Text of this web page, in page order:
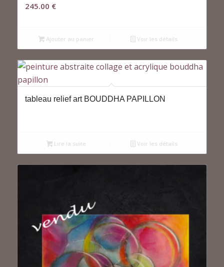
245.00 €
Ajouter au panier Voir les détails
tableau relief art BOUDDHA PAPILLON
Lire la suite Voir les détails